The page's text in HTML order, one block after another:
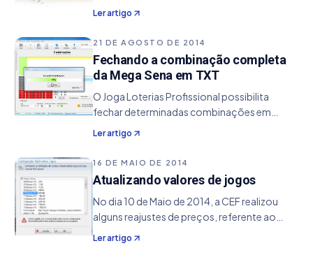
disponibilizando gratuitamente um pacote
de arquivos referentes a diversos estudos,
onde inclui: Estudo da Frequência: mostra
nos últimos 10 concursos,
Ler artigo
21 DE AGOSTO DE 2014
Fechando a combinação completa
da Mega Sena em TXT
O Joga Loterias Profissional possibilita
fechar determinadas combinações em
linhas, permitindo que assim sejam
exportadas automaticamente no formato
TXT, sem utilizar a memória RAM do sistema
para o seu armazenamento de
Ler artigo
16 DE MAIO DE 2014
Atualizando valores de jogos
No dia 10 de Maio de 2014, a CEF realizou
alguns reajustes de preços, referente ao
jogos da Mega Sena, Quina e Lotofácil.
Como estamos atualizando o software
Ler artigo